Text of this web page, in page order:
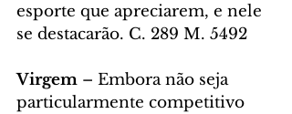
esporte que apreciarem, e nele
se destacarão. C. 289 M. 5492
Virgem – Embora não seja
particularmente competitivo